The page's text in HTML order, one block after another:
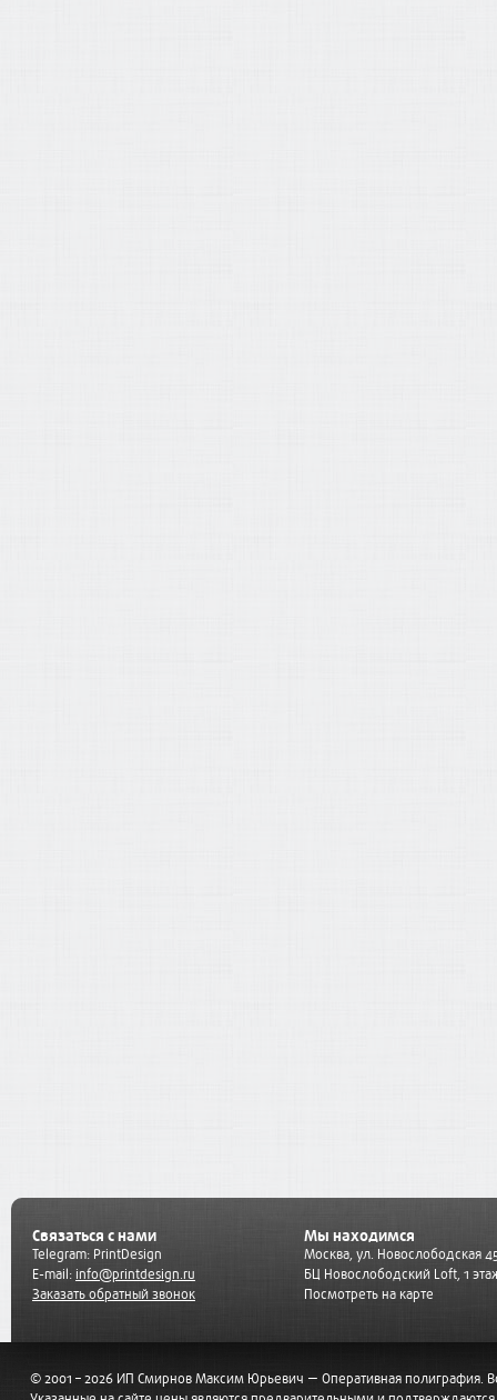
Связаться с нами
Telegram: PrintDesign
E-mail: info@printdesign.ru
Заказать обратный звонок
Мы находимся
Москва, ул. Новослободская
БЦ Новослободский Loft, 1
Посмотреть на карте
© 2001 – 2026 ИП Смирнов Максим Юрьевич — Оперативная полиграфия.